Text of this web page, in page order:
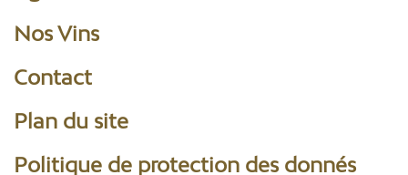
Nos Vins
Contact
Plan du site
Politique de protection des donnés